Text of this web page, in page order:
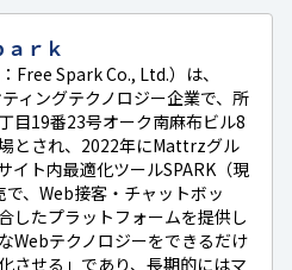
ｒｋ
Free Spark Co., Ltd.）は、
ィングテクノロジー企業で、所
目19番23号オーク南麻布ビル8
とされ、2022年にMattrzグル
イト内最適化ツールSPARK（現
、Web接客・チャットボッ
したプラットフォームを提供し
Webテクノロジーをできるだけ
させる」であり、長期的にはマ